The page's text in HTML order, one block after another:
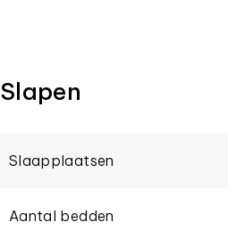
Slapen
Slaapplaatsen
Aantal bedden